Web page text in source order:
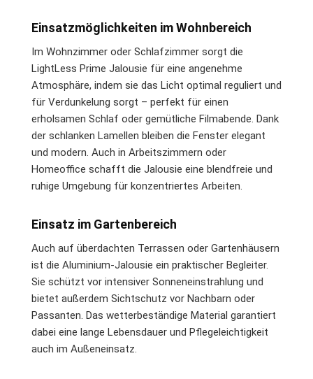
Einsatzmöglichkeiten im Wohnbereich
Im Wohnzimmer oder Schlafzimmer sorgt die
LightLess Prime Jalousie für eine angenehme
Atmosphäre, indem sie das Licht optimal reguliert und
für Verdunkelung sorgt – perfekt für einen
erholsamen Schlaf oder gemütliche Filmabende. Dank
der schlanken Lamellen bleiben die Fenster elegant
und modern. Auch in Arbeitszimmern oder
Homeoffice schafft die Jalousie eine blendfreie und
ruhige Umgebung für konzentriertes Arbeiten.
Einsatz im Gartenbereich
Auch auf überdachten Terrassen oder Gartenhäusern
ist die Aluminium-Jalousie ein praktischer Begleiter.
Sie schützt vor intensiver Sonneneinstrahlung und
bietet außerdem Sichtschutz vor Nachbarn oder
Passanten. Das wetterbeständige Material garantiert
dabei eine lange Lebensdauer und Pflegeleichtigkeit
auch im Außeneinsatz.